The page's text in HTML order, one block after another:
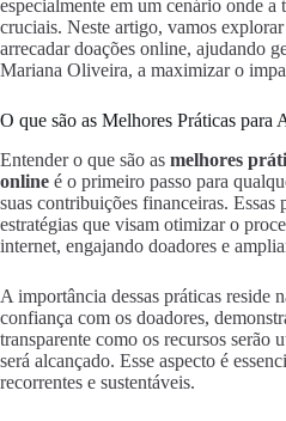
especialmente em um cenário onde a
cruciais. Neste artigo, vamos
arrecadar doações online, ajudando
Mariana Oliveira, a maximizar o
O que são as Melhores Práticas para
Entender o que são as melhores
online é o primeiro passo para
suas contribuições financeiras. Essas
estratégias que visam otimizar o
internet, engajando doadores e
A importância dessas práticas reside
confiança com os doadores,
transparente como os recursos serão
será alcançado. Esse aspecto é
recorrentes e sustentáveis.